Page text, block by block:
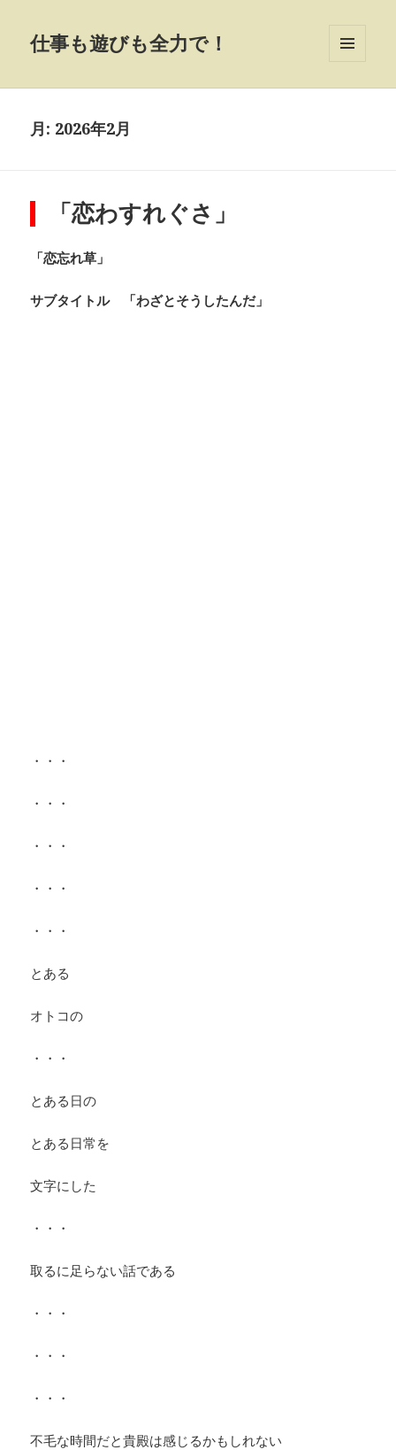
仕事も遊びも全力で！
月: 2026年2月
「恋わすれぐさ」
「恋忘れ草」
サブタイトル 「わざとそうしたんだ」
・・・
・・・
・・・
・・・
・・・
とある
オトコの
・・・
とある日の
とある日常を
文字にした
・・・
取るに足らない話である
・・・
・・・
・・・
不毛な時間だと貴殿は感じるかもしれない